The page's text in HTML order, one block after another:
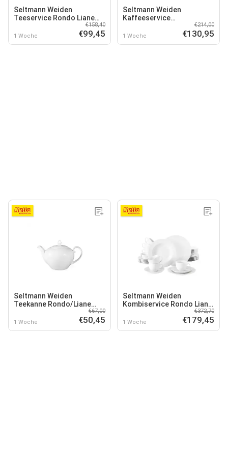
Seltmann Weiden
Teeservice Rondo Liane
1 Woche
€158,40
€99,45
Seltmann Weiden
Kaffeeservice
Rondo/Liane 20er Set
1 Woche
€214,00
€130,95
Seltmann Weiden
Teekanne Rondo/Liane
1 Woche
€67,00
€50,45
Seltmann Weiden
Kombiservice Rondo Liane
1 Woche
€372,70
€179,45